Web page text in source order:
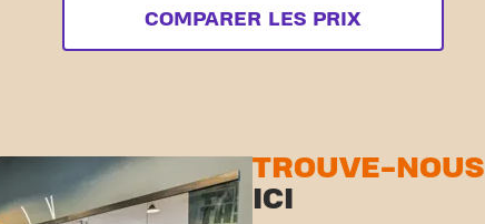
COMPARER LES PRIX
TROUVE-NOUS
ICI